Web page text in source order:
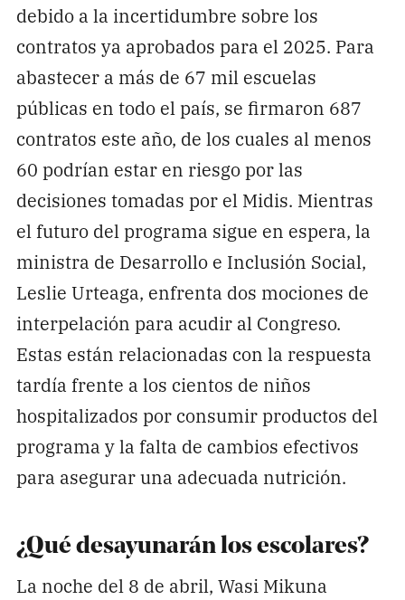
debido a la incertidumbre sobre los
contratos ya aprobados para el 2025. Para
abastecer a más de 67 mil escuelas
públicas en todo el país, se firmaron 687
contratos este año, de los cuales al menos
60 podrían estar en riesgo por las
decisiones tomadas por el Midis. Mientras
el futuro del programa sigue en espera, la
ministra de Desarrollo e Inclusión Social,
Leslie Urteaga, enfrenta dos mociones de
interpelación para acudir al Congreso.
Estas están relacionadas con la respuesta
tardía frente a los cientos de niños
hospitalizados por consumir productos del
programa y la falta de cambios efectivos
para asegurar una adecuada nutrición.
¿Qué desayunarán los escolares?
La noche del 8 de abril, Wasi Mikuna